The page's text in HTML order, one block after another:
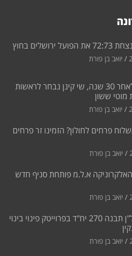
בחוץ
יואב בן פורת
מהפך בחולון: לאחר 30 שנה, שי קינן נבחר לראשות
מוטי ששון
יואב בן פורת
פרחים לחולון? הזמינו זר פרחים
יואב בן פורת
א.ל.מ פותחת סניף חדש
יואב בן פורת
חברת אורון נדל"ן תבנה 270 יח"ד בפרוייטק פינוי בינוי
יואב בן פורת